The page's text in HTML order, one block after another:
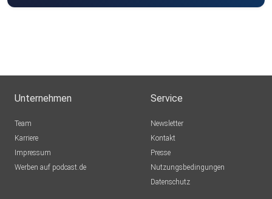
Unternehmen
Team
Karriere
Impressum
Werben auf podcast.de
Service
Newsletter
Kontakt
Presse
Nutzungsbedingungen
Datenschutz